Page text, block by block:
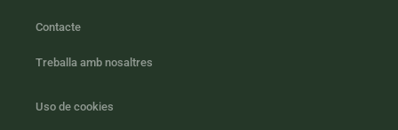
Contacte
Treballa amb nosaltres
Uso de cookies